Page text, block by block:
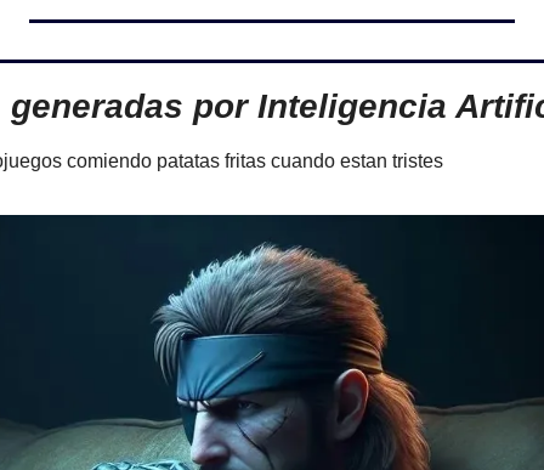
generadas por Inteligencia
comiendo patatas fritas cuando estan tristes